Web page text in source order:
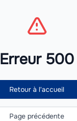
Erreur 500
Retour à l'accueil
Page précédente